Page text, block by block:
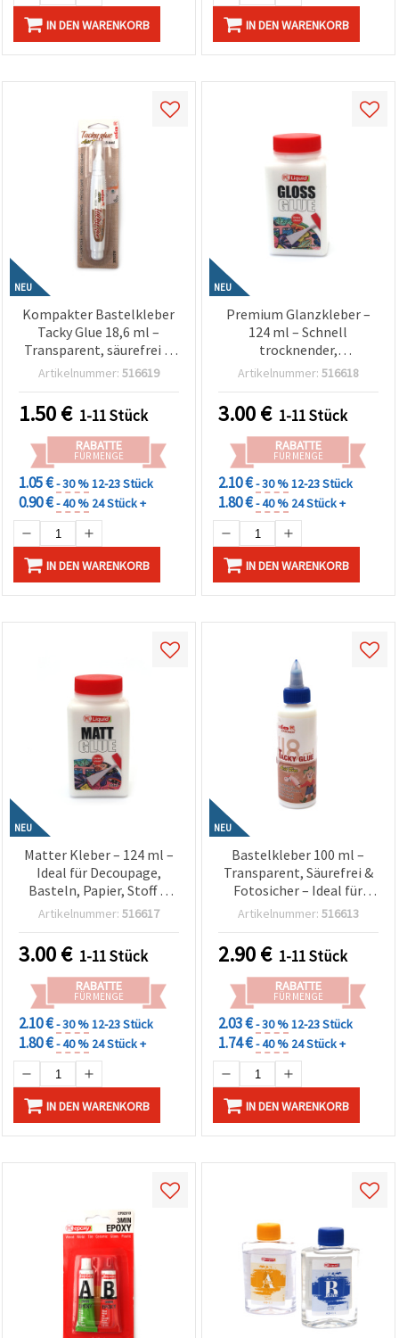
IN DEN WARENKORB IN DEN WARENKORB
NEU
Kompakter Bastelkleber
Tacky Glue 18,6 ml –
Transparent, säurefrei &
fotosicher – ideal für
Kartenbasteln & kreative
DIY-Projekte
Artikelnummer: 516619
1.50€ 1-11 Stück
RABATTE
FÜR MENGE
1.05 €- 30 %12-23 Stück
0.90 €- 40 % 24 Stück +
IN DEN WARENKORB
NEU
Premium Glanzkleber –
124 ml – Schnell
trocknender,
transparenter &
für Serviettentechnik,
Papierbasteln, Stoff und
Dekoprojekte
Artikelnummer: 516618
3.00€ 1-11 Stück
RABATTE
FÜR MENGE
2.10 €- 30 %12-23 Stück
1.80 €- 40 % 24 Stück +
IN DEN WARENKORB
NEU
Matter Kleber – 124 ml –
Ideal für Decoupage,
Basteln, Papier, Stoff &
DIY-Projekte – Glattes,
Artikelnummer: 516617
3.00€ 1-11 Stück
RABATTE
FÜR MENGE
2.10 €- 30 %12-23 Stück
1.80 €- 40 % 24 Stück +
IN DEN WARENKORB
NEU
Bastelkleber 100 ml –
Transparent, Säurefrei &
Fotosicher – Ideal für
Scrapbooking,
Bastelprojekte
Artikelnummer: 516613
2.90€ 1-11 Stück
RABATTE
FÜR MENGE
2.03 €- 30 %12-23 Stück
1.74 €- 40 % 24 Stück +
IN DEN WARENKORB